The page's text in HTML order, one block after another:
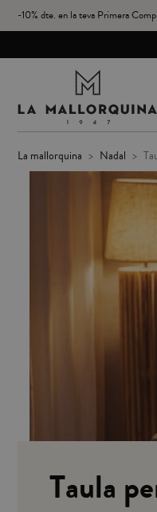
-10% dte. en la teva Primera
la mallorquina nadal
Taula